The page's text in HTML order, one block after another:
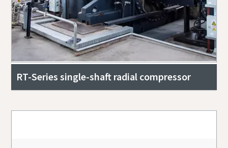
RT-Series single-shaft radial compressor